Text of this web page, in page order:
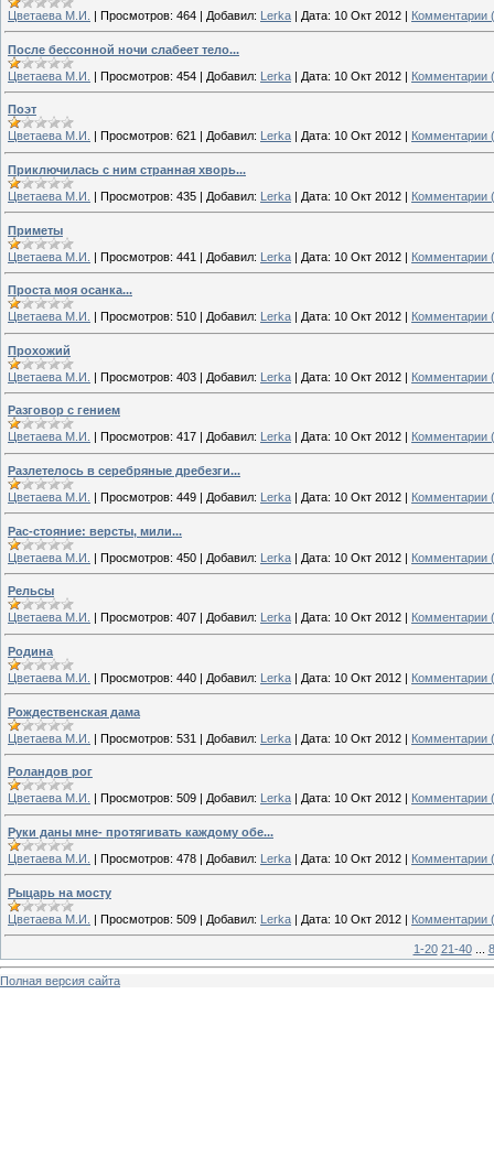
Цветаева М.И.
| Просмотров: 464 | Добавил: Lerka | Дата: 10 Окт 2012 | Комментарии
После бессонной ночи слабеет тело...
Цветаева М.И.
| Просмотров: 454 | Добавил: Lerka | Дата: 10 Окт 2012 | Комментарии
Поэт
Цветаева М.И.
Просмотров: 621 Добавил: Lerka Дата: 10 Окт 2012 Комментарии
Приключилась с ним странная хворь...
Цветаева М.И.
| Просмотров: 435 | Добавил: Lerka | Дата: 10 Окт 2012 | Комментарии
Приметы
Цветаева М.И.
| Просмотров: 441 | Добавил: Lerka | Дата: 10 Окт 2012 | Комментарии
Проста моя осанка...
Цветаева М.И.
| Просмотров: 510 | Добавил: Lerka | Дата: 10 Окт 2012 | Комментарии
Прохожий
Цветаева М.И.
| Просмотров: 403 | Добавил: Lerka | Дата: 10 Окт 2012 | Комментарии
Разговор с гением
Цветаева М.И.
Просмотров: 417 Добавил: Lerka Дата: 10 Окт 2012 Комментарии
Разлетелось в серебряные дребезги...
Цветаева М.И.
| Просмотров: 449 | Добавил: Lerka | Дата: 10 Окт 2012 | Комментарии
Рас-стояние: версты, мили...
Цветаева М.И.
| Просмотров: 450 | Добавил: Lerka | Дата: 10 Окт 2012 | Комментарии
Рельсы
Цветаева М.И.
Просмотров: 407 Добавил: Lerka Дата: 10 Окт 2012 Комментарии
Родина
Цветаева М.И.
| Просмотров: 440 | Добавил: Lerka | Дата: 10 Окт 2012 | Комментарии
Рождественская дама
Цветаева М.И.
| Просмотров: 531 | Добавил: Lerka | Дата: 10 Окт 2012 | Комментарии
Роландов рог
Цветаева М.И.
Просмотров: 509 Добавил: Lerka Дата: 10 Окт 2012 Комментарии
Руки даны мне- протягивать каждому обе...
Цветаева М.И.
| Просмотров: 478 | Добавил: Lerka | Дата: 10 Окт 2012 | Комментарии
Рыцарь на мосту
Цветаева М.И.
| Просмотров: 509 | Добавил: Lerka | Дата: 10 Окт 2012 | Комментарии
1-20 21-40
Полная версия сайта